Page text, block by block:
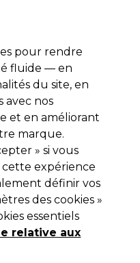
Se connecter
Electro et Matériel
pour rendre
fluide — en
du site, en
avec nos
et en améliorant
marque.
» si vous
expérience
définir vos
des cookies »
essentiels
relative aux